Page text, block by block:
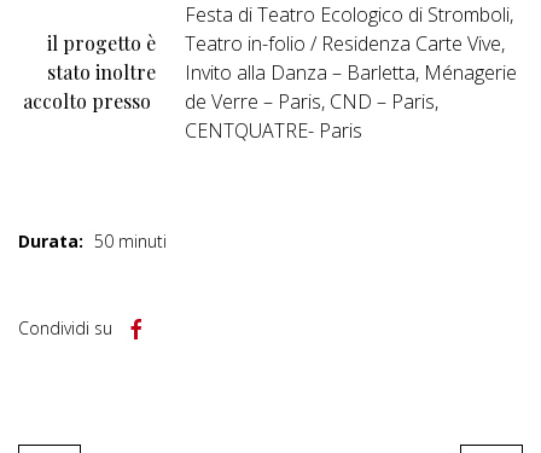
il progetto è
stato inoltre
accolto presso
Festa di Teatro Ecologico di Stromboli,
Teatro in-folio / Residenza Carte Vive,
Invito alla Danza – Barletta, Ménagerie
de Verre – Paris, CND – Paris,
CENTQUATRE- Paris
Durata: 50 minuti
Condividi su